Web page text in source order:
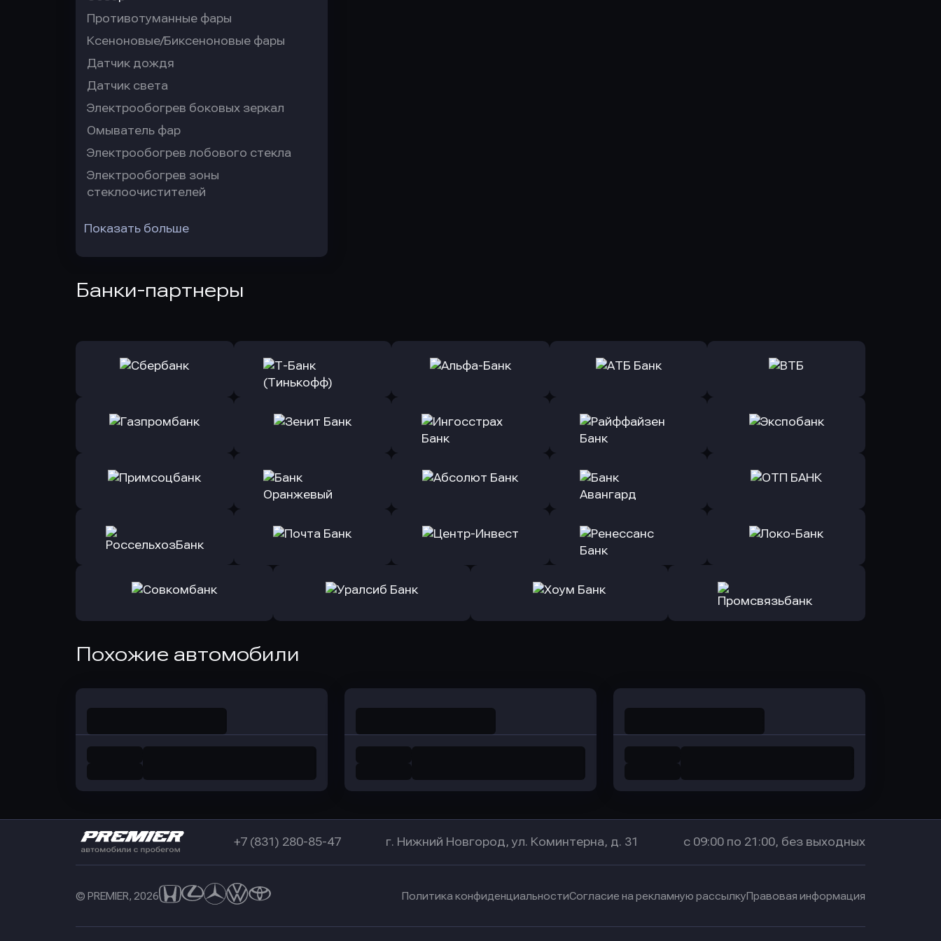
Противотуманные фары
Ксеноновые/Биксеноновые фары
Датчик дождя
Датчик света
Электрообогрев боковых зеркал
Омыватель фар
Электрообогрев лобового стекла
Электрообогрев зоны
стеклоочистителей
Показать больше
Банки-партнеры
Оправить заявку
Оправить заявку
Оправить заявку
в Альфа-Банк
Оправить заявку
в АТБ Банк
Оправить заявку
Оправить заявку
Оправить заявку
в Зенит Банк
Оправить заявку
Оправить заявку
в Райффайзен Банк
Оправить заявку
Оправить заявку
в Примсоцбанк
Оправить заявку
Оправить заявку
Оправить заявку
в Банк Авангард
Оправить заявку
Оправить заявку
Оправить заявку
Оправить заявку
в Локо-Банк
в Совкомбанк
Похожие автомобили
+7 (831) 280-85-47 г. Нижний Новгород, ул. Коминтерна, д. 31 с 09:00 по 21:00, без выходных
© PREMIER, 2026 Политика конфиденциальностиСогласие на рекламную рассылкуПравовая информация